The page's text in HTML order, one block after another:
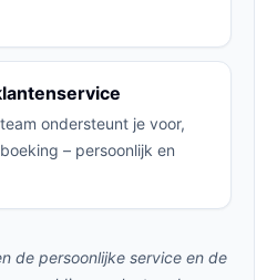
ondersteunt je voor,
– persoonlijk en
de persoonlijke service en de